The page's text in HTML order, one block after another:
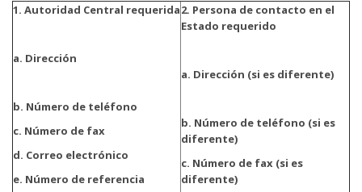
1. Autoridad Central requerida
a. Dirección
b. Número de teléfono
c. Número de fax
d. Correo electrónico
e. Número de referencia
2. Persona de contacto en el
Estado requerido
a. Dirección (si es diferente)
b. Número de teléfono (si es
diferente)
c. Número de fax (si es
diferente)